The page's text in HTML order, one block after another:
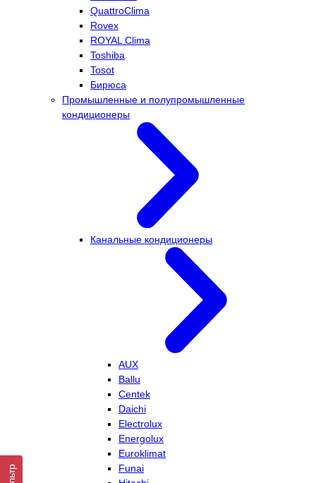
QuattroClima
Rovex
ROYAL Clima
Toshiba
Tosot
Бирюса
Промышленные и полупромышленные
кондиционеры
Канальные кондиционеры
AUX
Ballu
Centek
Daichi
Electrolux
Energolux
Euroklimat
Funai